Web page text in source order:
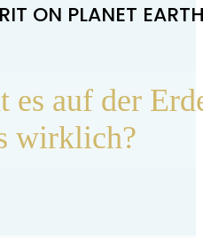
ON PLANET
es auf der
wirklich?